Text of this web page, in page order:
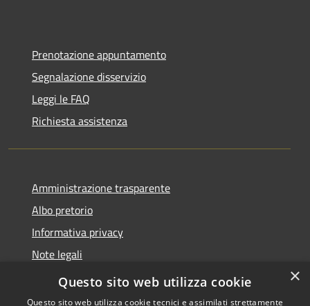
Prenotazione appuntamento
Segnalazione disservizio
Leggi le FAQ
Richiesta assistenza
Amministrazione trasparente
Albo pretorio
Informativa privacy
Note legali
Dichiarazione di accessibilità
×
Questo sito web utilizza cookie
Questo sito web utilizza cookie tecnici e assimilati strettamente